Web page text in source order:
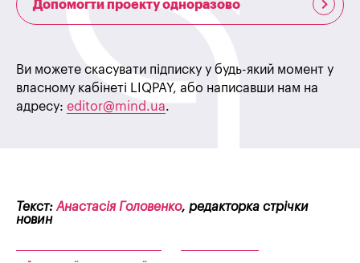
Допомогти проекту одноразово
Ви можете скасувати підписку у будь-який момент у
власному кабінеті LIQPAY, або написавши нам на
адресу: editor@mind.ua.
Текст: Анастасія Головенко, редакторка стрічки
новин